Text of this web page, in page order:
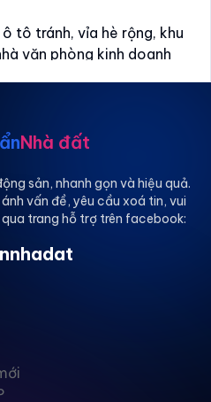
tô tránh, vỉa hè rộng, khu
văn phòng kinh doanh
chính chủ, hỗ trợ ngân hàng
bán
Nhà đất
sản, nhanh gọn và hiệu quả.
vấn đề, yêu cầu xoá tin, vui
trang hỗ trợ trên facebook: